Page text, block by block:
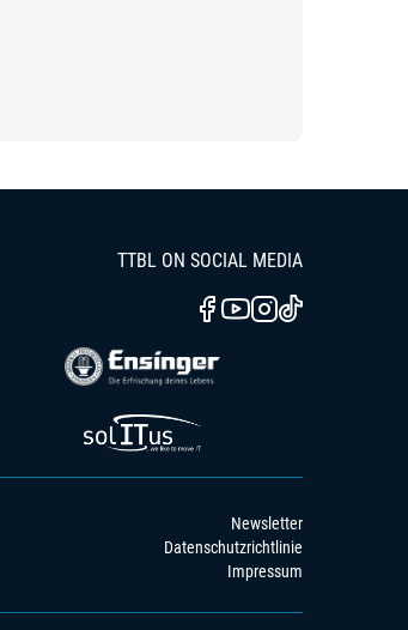
TTBL ON SOCIAL MEDIA
Newsletter
Datenschutzrichtlinie
Impressum